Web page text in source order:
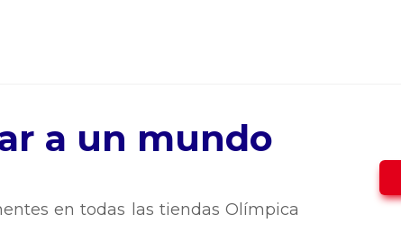
a un mundo
en todas las tiendas Olímpica